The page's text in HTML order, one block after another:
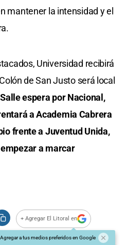
mantener la intensidad y el
Universidad recibirá
de San Justo será local
espera por Nacional,
a Academia Cabrera
frente a Juventud Unida,
a marcar
+ Agregar El Litoral en
Agregar a tus medios preferidos en Google